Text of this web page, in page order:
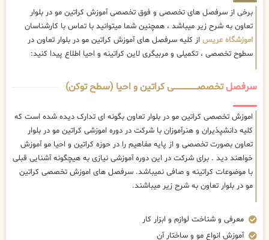
برخی از سرفصل های تخصصی و فوق تخصصی آموزش کراتین مو در بلوار
تعاون به شرح زیر میباشد ، همچنین شما میتوانید با تماس با کارشناسان
اموزشگاه عریس از کلیه سرفصل های آموزش کراتین مو در بلوار تعاون در
سطوح تخصصی ، تکمیلی و مربیگری لاین کراتینه و احیا اطلاع پیدا کنید:
سرفصلتخصصــــــــــــــــــــی کراتین و احیا (سطح توکن)
اموزش تخصصی کراتین مو در بلوار تعاون بگونه ای تدارک دیده شده است که
کلیه دانشپذیران و هنرآموزان با شرکت در دوره اموزشی کراتین مو در بلوار
تعاون بصورت تخصصی و از پایه مفاهیم را در حوزه کراتین و احیا مو آموزش
خواهند دید . برای شرکت در این دوره آموزشی نیازی به هیچگونه آشنایی قبلی
با موضوعات کراتینه و صافی نمیباشد. سرفصل های اموزش تخصصی کراتین
مو در بلوار تعاون به شرح زیر میباشند.
معرفی و شناخت لوازم و ابزار کار
آموزش انواع مو و ساختار آن